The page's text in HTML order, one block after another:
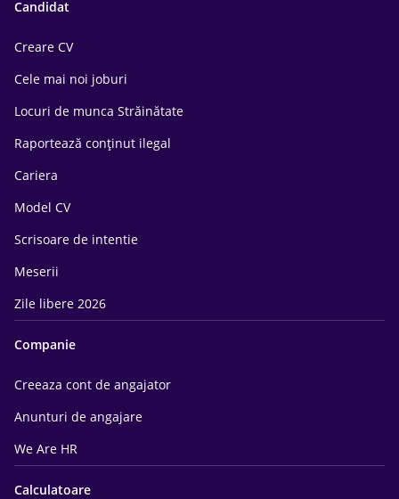
Candidat
Creare CV
Cele mai noi joburi
Locuri de munca Străinătate
Raportează conținut ilegal
Cariera
Model CV
Scrisoare de intentie
Meserii
Zile libere 2026
Companie
Creeaza cont de angajator
Anunturi de angajare
We Are HR
Calculatoare